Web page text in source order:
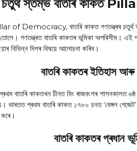
চতুৰ্থ স্তম্ভ বাতৰি
of Democracy, বাতৰি কাকত গণতন্ত্ৰৰ চতুৰ্থ
গণতন্ত্ৰত বাতৰি কাকতৰ ভূমিকা অপৰিসীম। এই
বিভিন্ন দিশৰ বিষয়ে আলোচনা কৰিব।
বাতৰি কাকতৰ ইতিহাস
বাতৰি কাকতখন চীনত মিং ৰাজবংশৰ শাসনকালত
ভাৰতত প্ৰথম বাতৰি কাকত ১৭৮০ চনত ‘বেঙ্গল
বাতৰি কাকতৰ প্ৰধান